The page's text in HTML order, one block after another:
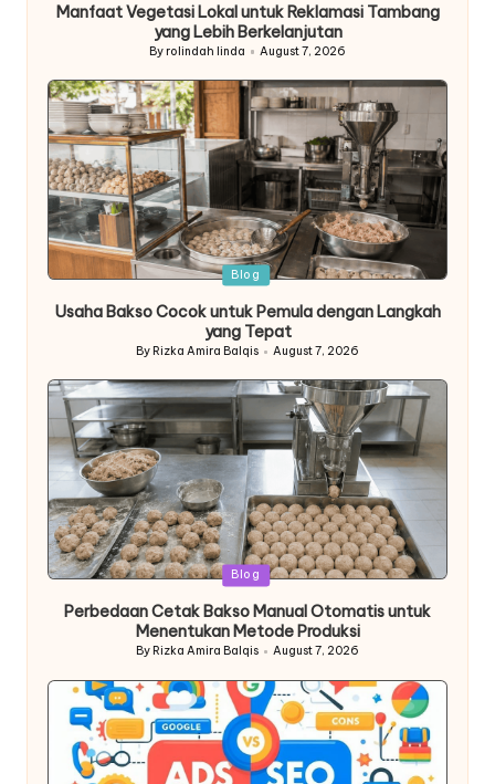
Manfaat Vegetasi Lokal untuk Reklamasi Tambang
yang Lebih Berkelanjutan
Posted
By rolindah linda August 7, 2026
Posted
Blog
Usaha Bakso Cocok untuk Pemula dengan Langkah
yang Tepat
Posted
By Rizka Amira Balqis August 7, 2026
Posted
Blog
Perbedaan Cetak Bakso Manual Otomatis untuk
Menentukan Metode Produksi
Posted
By Rizka Amira Balqis August 7, 2026